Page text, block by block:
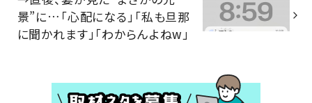
景”に…「心配になる」「私も旦那
に聞かれます」「わからんよねw」